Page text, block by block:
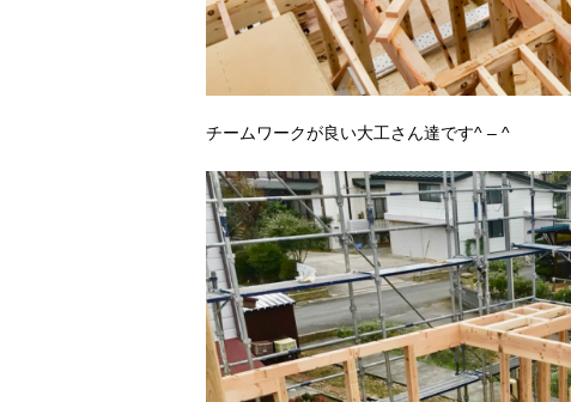
チームワークが良い大工さん達です^ – ^